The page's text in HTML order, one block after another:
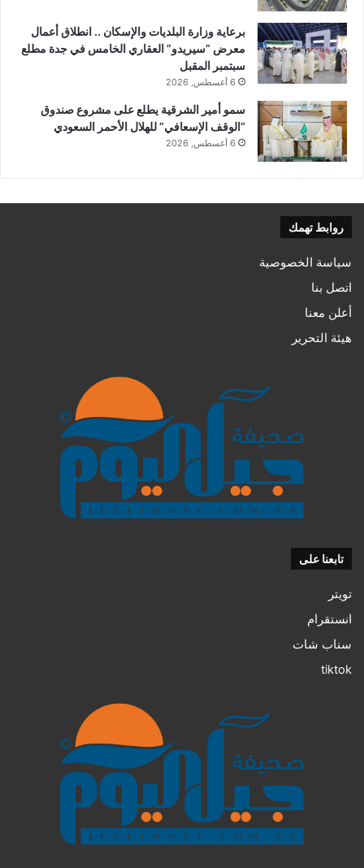
برعاية وزارة البلديات والإسكان .. انطلاق أعمال
معرض “سيريدو” العقاري الخامس في جدة مطلع
سبتمبر المقبل
6 أغسطس, 2026
سمو أمير الشرقية يطلع على مشروع صندوق
“الوقف الإسعافي” للهلال الأحمر السعودي
6 أغسطس, 2026
روابط تهمك
سياسة الخصوصية
اتصل بنا
أعلن معنا
هيئة التحرير
تابعنا على
تويتر
انستقرام
سناب شات
tiktok